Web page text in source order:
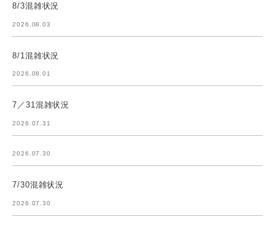
8/3混雑状況
2026.08.03
8/1混雑状況
2026.08.01
7／31混雑状況
2026.07.31
2026.07.30
7/30混雑状況
2026.07.30